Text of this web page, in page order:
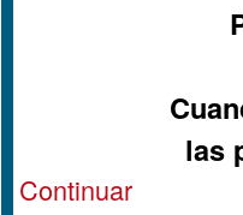
las
Continuar